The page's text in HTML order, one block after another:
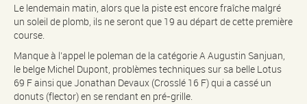
Le lendemain matin, alors que la piste est encore fraîche malgré
un soleil de plomb, ils ne seront que 19 au départ de cette première
course.
Manque à l’appel le poleman de la catégorie A Augustin Sanjuan,
le belge Michel Dupont, problèmes techniques sur sa belle Lotus
69 F ainsi que Jonathan Devaux (Crosslé 16 F) qui a cassé un
donuts (flector) en se rendant en pré-grille.